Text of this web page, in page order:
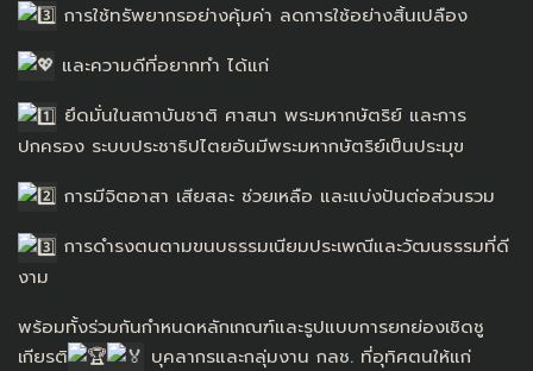
การใช้ทรัพยากรอย่างคุ้มค่า ลดการใช้อย่างสิ้นเปลือง
และความดีที่อยากทำ ได้แก่
ยึดมั่นในสถาบันชาติ ศาสนา พระมหากษัตริย์ และการ
ปกครอง ระบบประชาธิปไตยอันมีพระมหากษัตริย์เป็นประมุข
การมีจิตอาสา เสียสละ ช่วยเหลือ และแบ่งปันต่อส่วนรวม
การดำรงตนตามขนบธรรมเนียมประเพณีและวัฒนธรรมที่ดี
งาม
พร้อมทั้งร่วมกันกำหนดหลักเกณฑ์และรูปแบบการยกย่องเชิดชู
เกียรติ
บุคลากรและกลุ่มงาน กลช. ที่อุทิศตนให้แก่